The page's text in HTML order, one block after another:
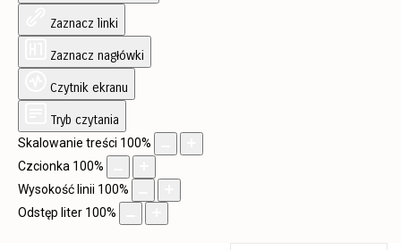
Zaznacz linki
Zaznacz nagłówki
Czytnik ekranu
Tryb czytania
Skalowanie treści 100%
Czcionka 100%
Wysokość linii 100%
Odstęp liter 100%